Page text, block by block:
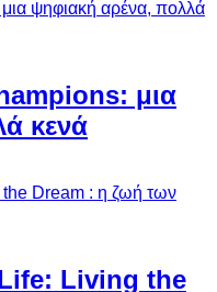
μια
κενά
Living the